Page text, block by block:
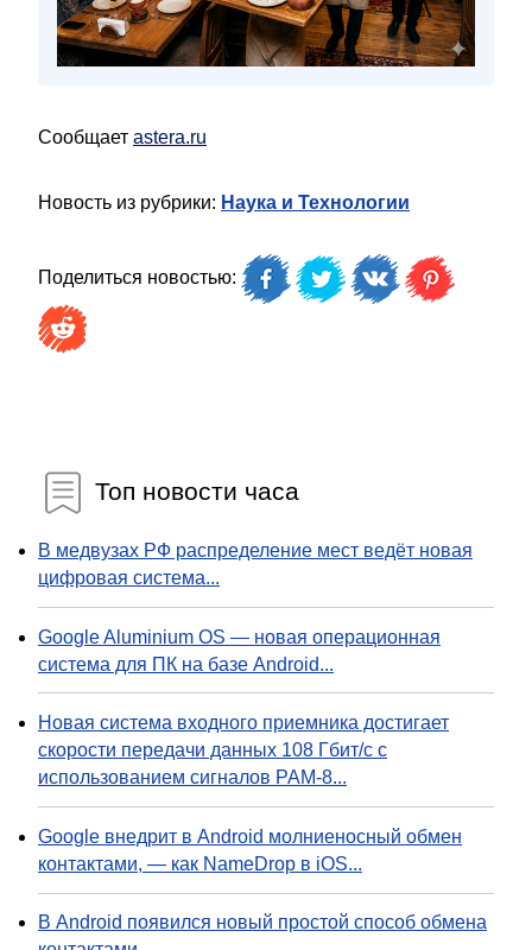
Сообщает astera.ru
Новость из рубрики: Наука и Технологии
Поделиться новостью:
Топ новости часа
В медвузах РФ распределение мест ведёт новая
цифровая система...
Google Aluminium OS — новая операционная
система для ПК на базе Android...
Новая система входного приемника достигает
скорости передачи данных 108 Гбит/с с
использованием сигналов PAM-8...
Google внедрит в Android молниеносный обмен
контактами, — как NameDrop в iOS...
В Android появился новый простой способ обмена